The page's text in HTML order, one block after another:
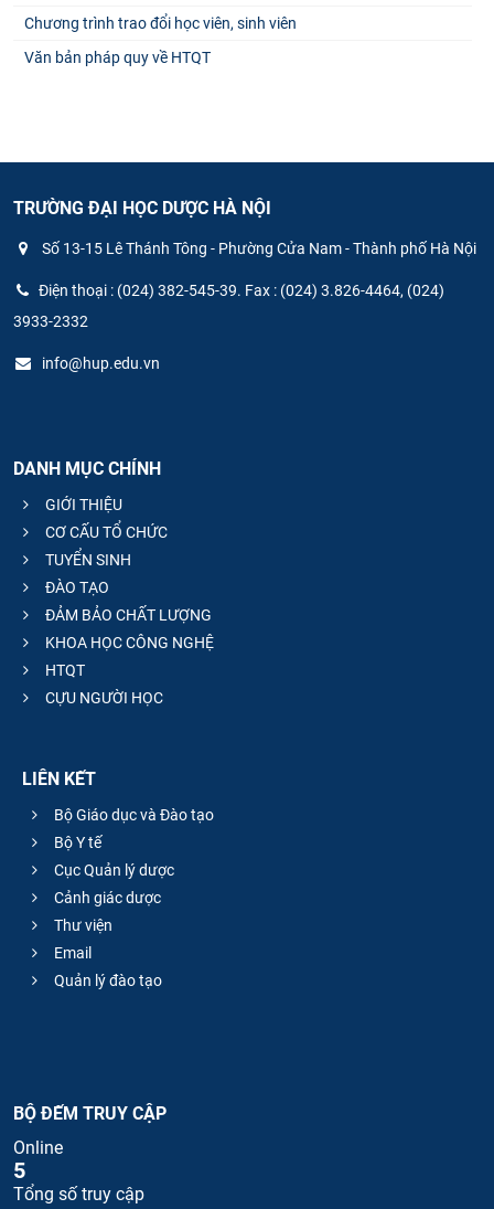
Chương trình trao đổi học viên, sinh viên
Văn bản pháp quy về HTQT
TRƯỜNG ĐẠI HỌC DƯỢC HÀ NỘI
Số 13-15 Lê Thánh Tông - Phường Cửa Nam - Thành phố Hà Nội
Điện thoại : (024) 382-545-39. Fax : (024) 3.826-4464, (024)
3933-2332
info@hup.edu.vn
DANH MỤC CHÍNH
GIỚI THIỆU
CƠ CẤU TỔ CHỨC
TUYỂN SINH
ĐÀO TẠO
ĐẢM BẢO CHẤT LƯỢNG
KHOA HỌC CÔNG NGHỆ
HTQT
CỰU NGƯỜI HỌC
LIÊN KẾT
Bộ Giáo dục và Đào tạo
Bộ Y tế
Cục Quản lý dược
Cảnh giác dược
Thư viện
Email
Quản lý đào tạo
BỘ ĐẾM TRUY CẬP
Online
5
Tổng số truy cập